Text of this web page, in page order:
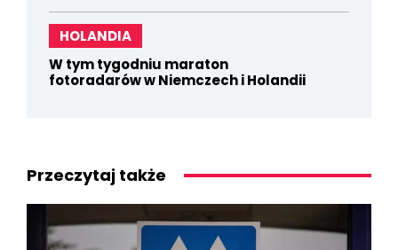
HOLANDIA
W tym tygodniu maraton
fotoradarów w Niemczech i Holandii
Przeczytaj także